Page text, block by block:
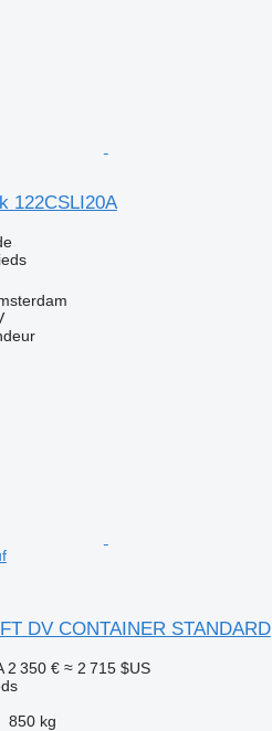
122CSLI20A
DV CONTAINER STANDARD
2 350 € ≈ 2 715 $US
850 kg